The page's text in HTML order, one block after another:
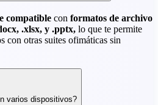
compatible con formatos de archivo
.xlsx, y .pptx, lo que te permite
con otras suites ofimáticas sin
varios dispositivos?